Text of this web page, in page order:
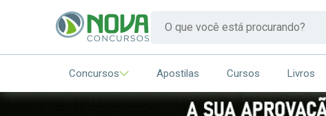
Concursos Apostilas Cursos Livros